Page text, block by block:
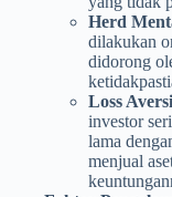
Herd
dilakukan
didorong
Loss
investor
lama
menjual